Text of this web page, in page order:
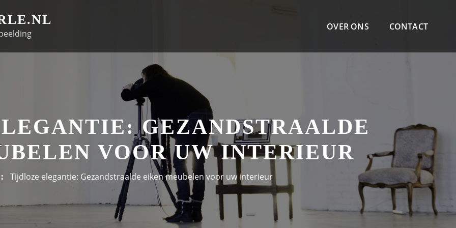
OVER ONS CONTACT
GEZANDSTRAALDE
VOOR UW INTERIEUR
Tijdloze elegantie: Gezandstraalde eiken meubelen voor uw interieur